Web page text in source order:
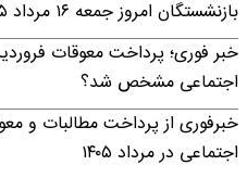
بازنشستگان امروز جمعه ۱۶ مرداد ۱۴۰۵
خبر فوری؛ پرداخت معوقات
اجتماعی مشخص شد؟
خبرفوری از پرداخت مطالبات و
اجتماعی در مرداد ۱۴۰۵